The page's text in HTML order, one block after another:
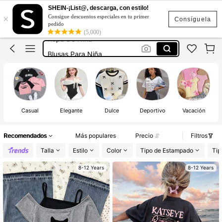
Consíguela
×
SHEIN-¡List@, descarga, con estilo!
Consigue descuentos especiales en tu primer
pedido
(5,000)
Blusas Para Niñas De 8 A 12 Años
Ropa De Niña
Camisas Para Niña
Ropa De Niña
Casual Elegante Dulce Deportivo Vacación
Recomendados Más populares Precio
Filtros
Talla
Estilo Color Tipo de Estampado
8-12 Years 8-12 Years